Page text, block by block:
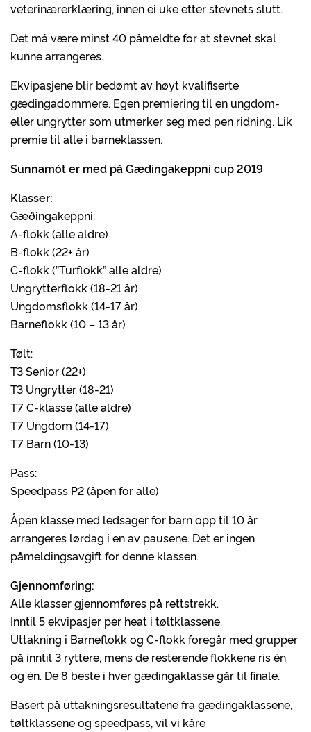
veterinærerklæring, innen ei uke etter stevnets slutt.
Det må være minst 40 påmeldte for at stevnet skal
kunne arrangeres.
Ekvipasjene blir bedømt av høyt kvalifiserte
gædingadommere. Egen premiering til en ungdom-
eller ungrytter som utmerker seg med pen ridning. Lik
premie til alle i barneklassen.
Sunnamót er med på Gædingakeppni cup 2019
Klasser:
Gæðingakeppni:
A-flokk (alle aldre)
B-flokk (22+ år)
C-flokk (”Turflokk” alle aldre)
Ungrytterflokk (18-21 år)
Ungdomsflokk (14-17 år)
Barneflokk (10 – 13 år)
Tølt:
T3 Senior (22+)
T3 Ungrytter (18-21)
T7 C-klasse (alle aldre)
T7 Ungdom (14-17)
T7 Barn (10-13)
Pass:
Speedpass P2 (åpen for alle)
Åpen klasse med ledsager for barn opp til 10 år
arrangeres lørdag i en av pausene. Det er ingen
påmeldingsavgift for denne klassen.
Gjennomføring:
Alle klasser gjennomføres på rettstrekk.
Inntil 5 ekvipasjer per heat i tøltklassene.
Uttakning i Barneflokk og C-flokk foregår med grupper
på inntil 3 ryttere, mens de resterende flokkene ris én
og én. De 8 beste i hver gædingaklasse går til finale.
Basert på uttakningsresultatene fra gædingaklassene,
tøltklassene og speedpass, vil vi kåre